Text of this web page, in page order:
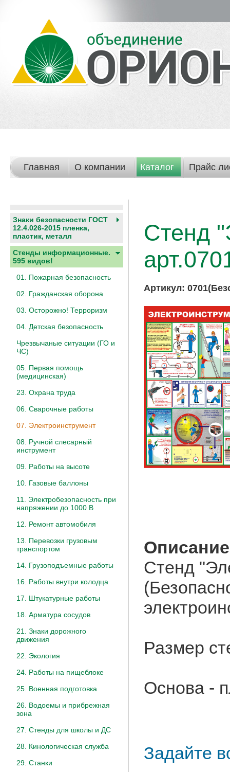
Главная О компании Каталог Прайс
Знаки безопасности ГОСТ
12.4.026-2015 пленка,
пластик, металл
Стенды информационные.
595 видов!
01. Пожарная безопасность
02. Гражданская оборона
03. Осторожно! Терроризм
04. Детская безопасность
Чрезвычаные ситуации (ГО и
ЧС)
05. Первая помощь
(медицинская)
23. Охрана труда
06. Сварочные работы
07. Электроинструмент
08. Ручной слесарный
инструмент
09. Работы на высоте
10. Газовые баллоны
11. Электробезопасность при
напряжении до 1000 В
12. Ремонт автомобиля
13. Перевозки грузовым
транспортом
14. Грузоподъемные работы
16. Работы внутри колодца
17. Штукатурные работы
18. Арматура сосудов
21. Знаки дорожного
движения
22. Экология
24. Работы на пищеблоке
25. Военная подготовка
26. Водоемы и прибрежная
зона
27. Стенды для школы и ДС
28. Кинологическая служба
29. Станки
Стенд
Артикул:
Стенд
Размер
Основа -
Задайте